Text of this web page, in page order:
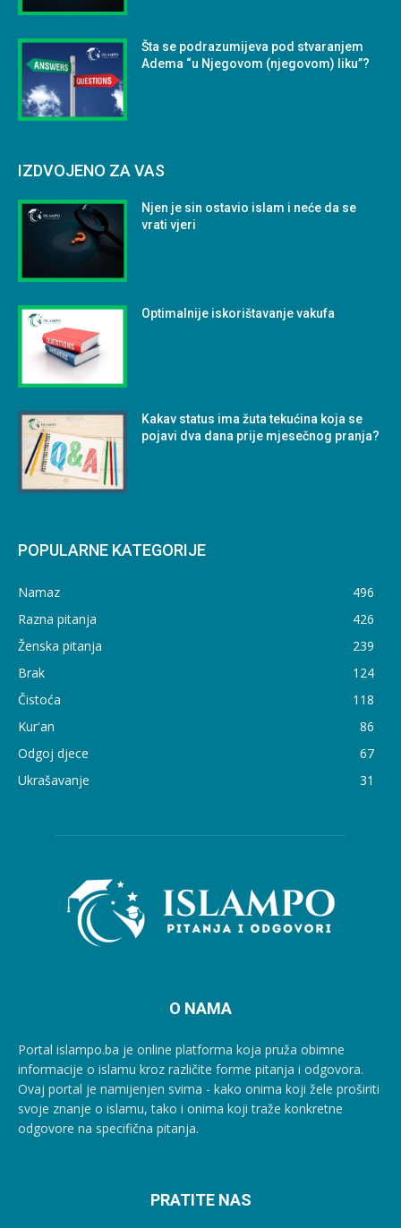
Šta se podrazumijeva pod stvaranjem
Adema “u Njegovom (njegovom) liku”?
IZDVOJENO ZA VAS
Njen je sin ostavio islam i neće da se
vrati vjeri
Optimalnije iskorištavanje vakufa
Kakav status ima žuta tekućina koja se
pojavi dva dana prije mjesečnog pranja?
POPULARNE KATEGORIJE
Namaz
496
Razna pitanja
426
Ženska pitanja
239
Brak
124
Čistoća
118
Kur'an
86
Odgoj djece
67
Ukrašavanje
31
O NAMA
Portal islampo.ba je online platforma koja pruža obimne
informacije o islamu kroz različite forme pitanja i odgovora.
Ovaj portal je namijenjen svima - kako onima koji žele proširiti
svoje znanje o islamu, tako i onima koji traže konkretne
odgovore na specifična pitanja.
PRATITE NAS